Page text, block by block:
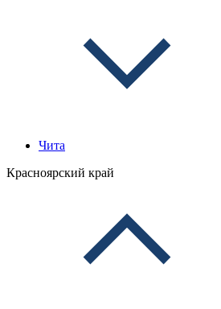
Чита
Красноярский край